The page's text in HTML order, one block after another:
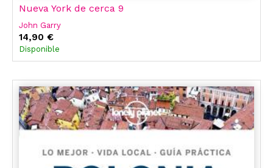
Nueva York de cerca 9
John Garry
14,90 €
Disponible